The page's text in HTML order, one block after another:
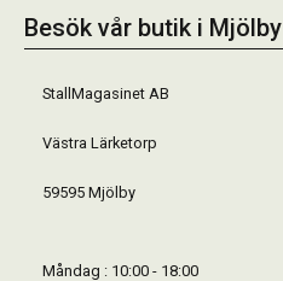
Besök vår butik i Mjölby
StallMagasinet AB
Västra Lärketorp
59595 Mjölby
Måndag : 10:00 - 18:00